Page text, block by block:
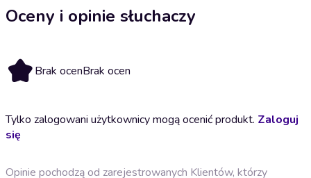
Oceny i opinie słuchaczy
Brak ocenBrak ocen
Tylko zalogowani użytkownicy mogą ocenić produkt. Zaloguj
się
Opinie pochodzą od zarejestrowanych Klientów, którzy